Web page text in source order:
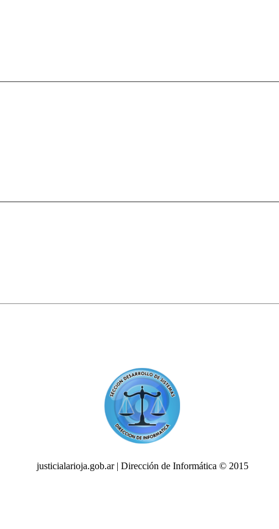
justicialarioja.gob.ar | Dirección de Informática © 2015